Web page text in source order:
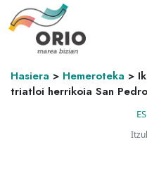
Hasiera > Hemeroteka >
triatloi herrikoia San
ES